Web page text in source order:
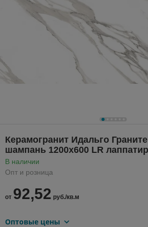
Керамогранит Идальго
шампань 1200х600 LR
В наличии
Опт и розница
от 92,52 руб./кв.м
Оптовые цены